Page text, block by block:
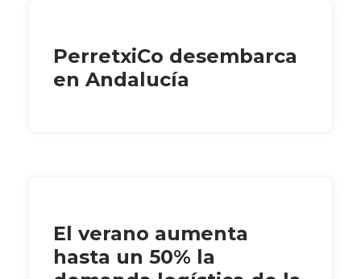
PerretxiCo desembarca
en Andalucía
El verano aumenta
hasta un 50% la